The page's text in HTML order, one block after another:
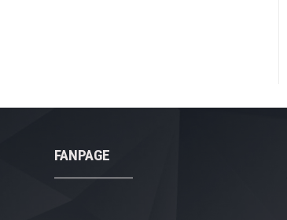
FANPAGE